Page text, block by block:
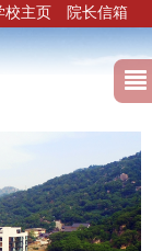
校主页 院长信箱